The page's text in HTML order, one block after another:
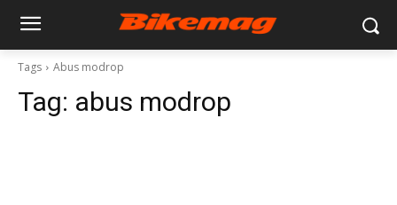
Tags Abus modrop
Tag: abus modrop